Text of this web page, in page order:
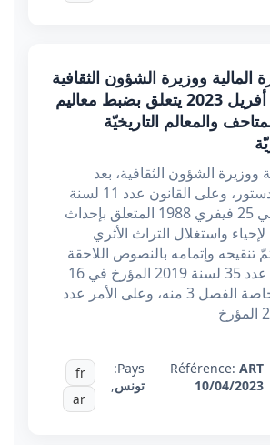
المالية ووزيرة الشؤون الثقافية
مؤرّخ في 10 أفريل 2023 يتعلق بضبط معاليم
والمعالم التاريخيّة
ووزيرة الشؤون الثقافية، بعد
الاطلاع على الدستور، وعلى القانون عدد 11 لسنة
1988 المؤرخ في 25 فيفري 1988 المتعلق بإحداث
لإحياء واستغلال التراث الأثري
تنقيحه وإتمامه بالنصوص اللاحقة
وآخرها القانون عدد 35 لسنة 2019 المؤرخ في 16
أفريل 2019 وخاصة الفصل 3 منه، وعلى الأمر عدد
Référence:ART
10/04/2023
Pays:
تونس,
fr
ar